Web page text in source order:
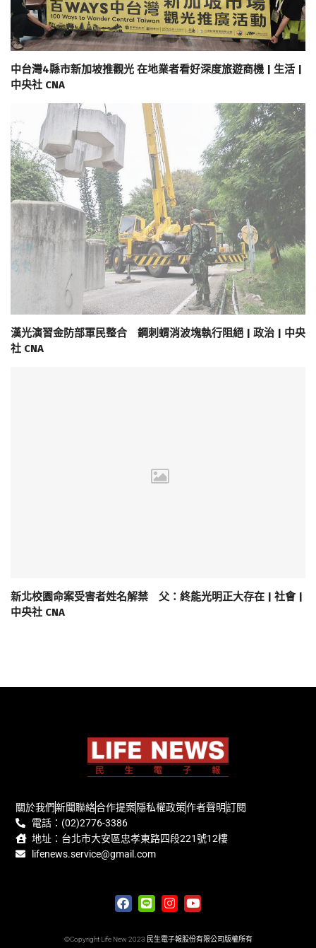
中台灣4縣市新加坡推觀光 在地業者看好深度旅遊商機 | 生活 |
中央社 CNA
漢光演習金防部軍民整合 鋼刺蝟消波塊執行阻絕 | 政治 | 中央
社 CNA
新北校園命案受害者姓名解禁 父：終能光明正大存在 | 社會 |
中央社 CNA
關於我們新聞聯絡合作提案隱私權政策作者聲明訂閱
電話：(02)2776-3386
地址：台北市大安區忠孝東路四段221號12樓
lifenews.service@gmail.com
©Copyright Life New 2023 民生電子報股份有限公司版權所有